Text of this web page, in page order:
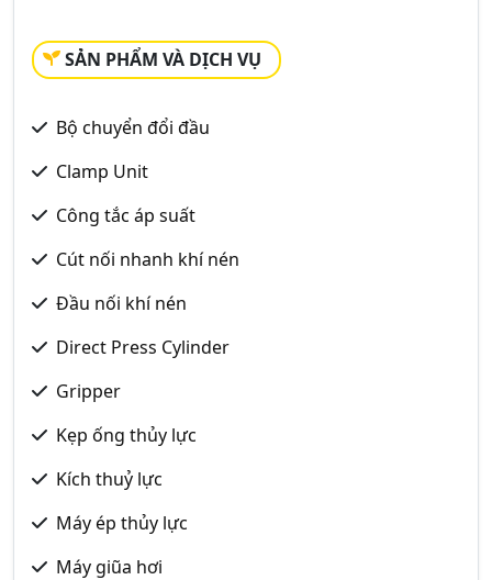
SẢN PHẨM VÀ DỊCH VỤ
Bộ chuyển đổi đầu
Clamp Unit
Công tắc áp suất
Cút nối nhanh khí nén
Đầu nối khí nén
Direct Press Cylinder
Gripper
Kẹp ống thủy lực
Kích thuỷ lực
Máy ép thủy lực
Máy giũa hơi